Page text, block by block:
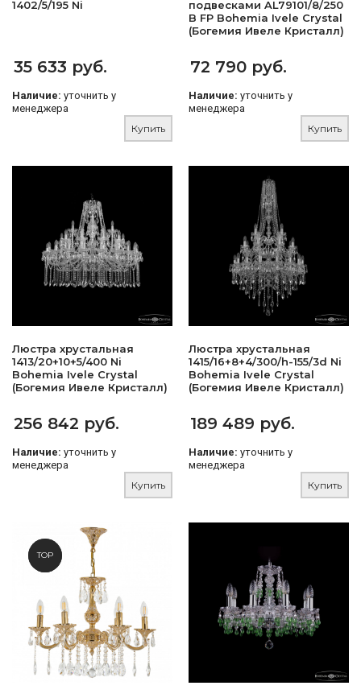
1402/5/195 Ni
35 633 руб.
Наличие: уточнить у
менеджера
Купить
подвесками AL79101/8/250
B FP Bohemia Ivele Crystal
(Богемия Ивеле Кристалл)
72 790 руб.
Наличие: уточнить у
менеджера
Купить
Люстра хрустальная
1413/20+10+5/400 Ni
Bohemia Ivele Crystal
(Богемия Ивеле Кристалл)
256 842 руб.
Наличие: уточнить у
менеджера
Купить
Люстра хрустальная
1415/16+8+4/300/h-155/3d Ni
Bohemia Ivele Crystal
(Богемия Ивеле Кристалл)
189 489 руб.
Наличие: уточнить у
менеджера
Купить
NEW
TOP